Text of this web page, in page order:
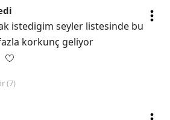
istedigim seyler listesinde bu
korkunç geliyor
(7)